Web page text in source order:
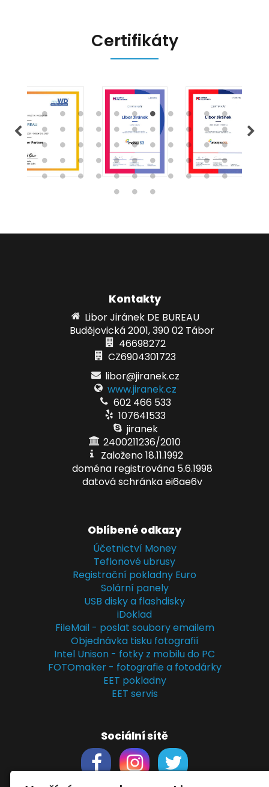
Certifikáty
Kontakty
Libor Jiránek DE BUREAU
Budějovická 2001, 390 02 Tábor
46698272
CZ6904301723
libor@jiranek.cz
www.jiranek.cz
602 466 533
107641533
jiranek
2400211236/2010
Založeno 18.11.1992
doména registrována 5.6.1998
datová schránka ei6ae6v
Oblíbené odkazy
Účetnictví Money
Teflonové ubrusy
Registrační pokladny Euro
Solární panely
USB disky a flashdisky
iDoklad
FileMail - poslat soubory emailem
Objednávka tisku fotografií
Intel Unison - fotky z mobilu do PC
FOTOmaker - fotografie a fotodárky
EET pokladny
EET servis
Sociální sítě